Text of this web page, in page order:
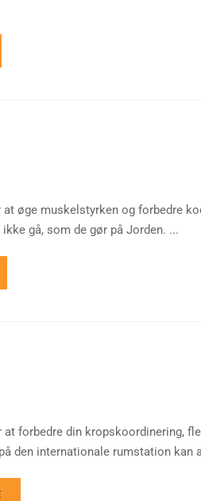
øge muskelstyrken og forbedre
gå, som de gør på Jorden. ...
forbedre din kropskoordinering,
den internationale rumstation kan